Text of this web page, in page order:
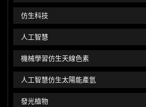
仿生科技
人工智慧
機械學習仿生天線色素
人工智慧仿生太陽能產氫
發光植物